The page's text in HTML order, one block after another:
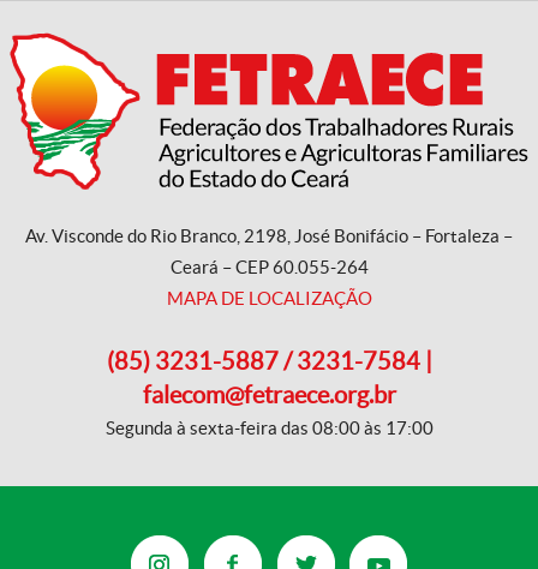
Av. Visconde do Rio Branco, 2198, José Bonifácio – Fortaleza –
Ceará – CEP 60.055-264
MAPA DE LOCALIZAÇÃO
(85) 3231-5887 / 3231-7584 |
falecom@fetraece.org.br
Segunda à sexta-feira das 08:00 às 17:00